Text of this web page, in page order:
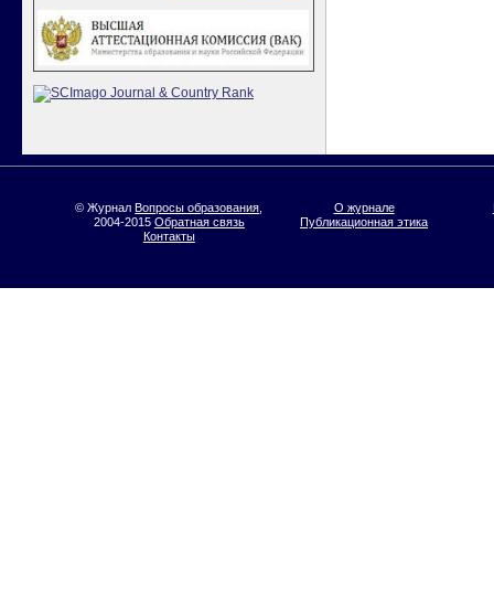
© ЖурналВопросы образования
2004-2015 Обратная связь
О журнале
Публикационная этика
Контакты